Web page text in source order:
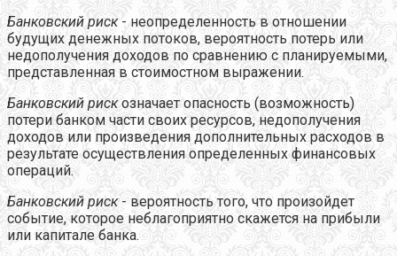
Банковский риск- неопределенность в отношении
будущих денежных потоков, вероятность потерь или
недополучения доходов по сравнению с планируемыми,
представленная в стоимостном выражении.
Банковский рискозначает опасность (возможность)
потери банком части своих ресурсов, недополучения
доходов или произведения дополнительных расходов в
результате осуществления определенных финансовых
операций.
Банковский риск- вероятность того, что произойдет
событие, которое неблагоприятно скажется на прибыли
или капитале банка.